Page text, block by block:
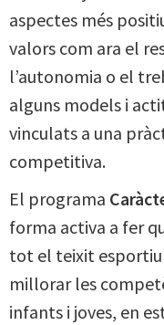
aspectes més
valors com ara el
l’autonomia o el
alguns models i
vinculats a una
competitiva.
El programa
forma activa a fer
tot el teixit esportiu
millorar les
infants i joves, en